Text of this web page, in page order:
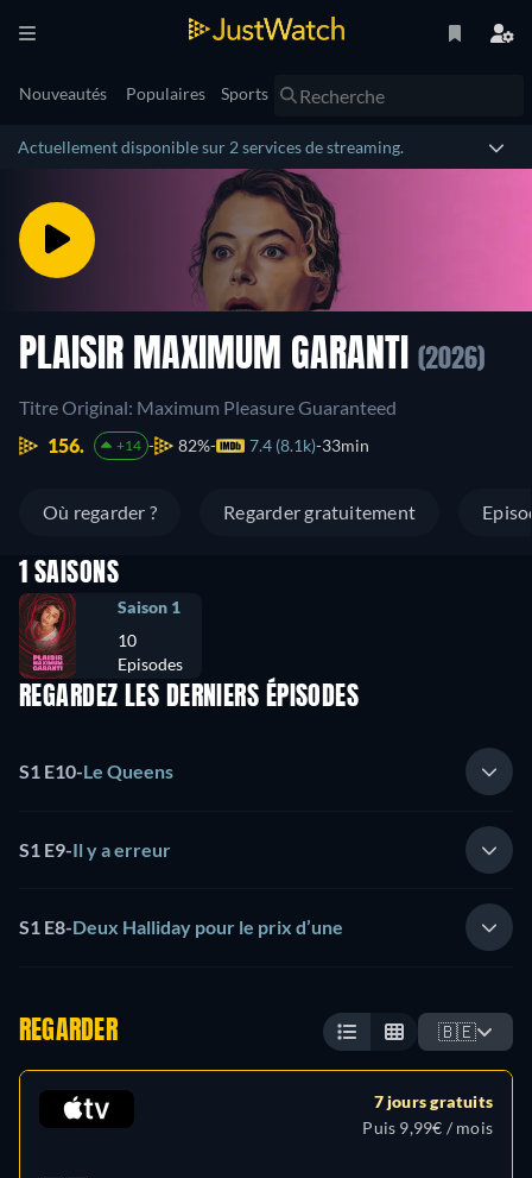
Nouveautés Populaires Sports
Actuellement disponible sur 2 services de streaming.
PLAISIR MAXIMUM GARANTI (2026)
Titre Original: Maximum Pleasure Guaranteed
156.
+14 82% 7.4 (8.1k) 33min
Où regarder ? Regarder gratuitement
1 SAISONS
Saison 1
10
Episodes
REGARDEZ LES DERNIERS ÉPISODES
S1 E10-Le Queens
S1 E9-Il y a erreur
S1 E8-Deux Halliday pour le prix d’une
REGARDER 🇧🇪
7 jours gratuits
Puis 9,99€ / mois